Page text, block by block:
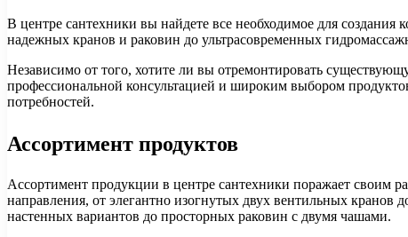
В центре сантехники вы найдете все необходимое для
надежных кранов и раковин до ультрасовременных
Независимо от того, хотите ли вы отремонтировать
профессиональной консультацией и широким выбором
потребностей.
Ассортимент продуктов
Ассортимент продукции в центре сантехники поражает своим
направления, от элегантно изогнутых двух вентильных
настенных вариантов до просторных раковин с двумя чашами.